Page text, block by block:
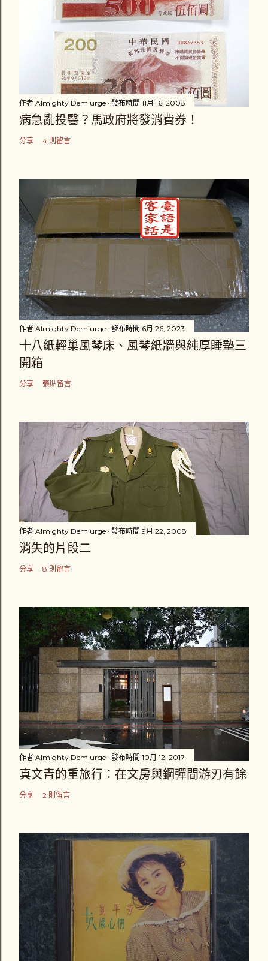
作者 Almighty Demiurge 發布時間 11月 16, 2008
病急亂投醫？馬政府將發消費券！
分享 4 則留言
作者 Almighty Demiurge 發布時間 6月 26, 2023
十八紙輕巢風琴床、風琴紙牆與純厚睡墊三
開箱
分享 張貼留言
作者 Almighty Demiurge 發布時間 9月 22, 2008
消失的片段二
分享 8 則留言
作者 Almighty Demiurge 發布時間 10月 12, 2017
真文青的重旅行：在文房與鋼彈間游刃有餘
分享 2 則留言